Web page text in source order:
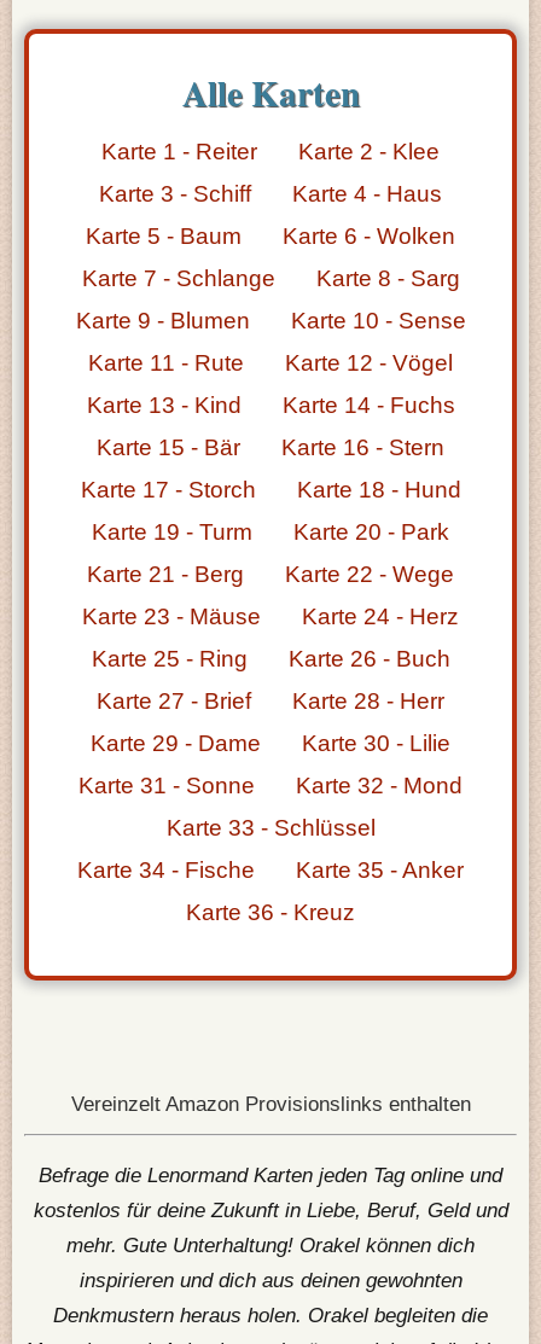
Alle Karten
Karte 1 - Reiter
Karte 2 - Klee
Karte 3 - Schiff
Karte 4 - Haus
Karte 5 - Baum
Karte 6 - Wolken
Karte 7 - Schlange
Karte 8 - Sarg
Karte 9 - Blumen
Karte 10 - Sense
Karte 11 - Rute
Karte 12 - Vögel
Karte 13 - Kind
Karte 14 - Fuchs
Karte 15 - Bär
Karte 16 - Stern
Karte 17 - Storch
Karte 18 - Hund
Karte 19 - Turm
Karte 20 - Park
Karte 21 - Berg
Karte 22 - Wege
Karte 23 - Mäuse
Karte 24 - Herz
Karte 25 - Ring
Karte 26 - Buch
Karte 27 - Brief
Karte 28 - Herr
Karte 29 - Dame
Karte 30 - Lilie
Karte 31 - Sonne
Karte 32 - Mond
Karte 33 - Schlüssel
Karte 34 - Fische
Karte 35 - Anker
Karte 36 - Kreuz
Vereinzelt Amazon Provisionslinks enthalten
Befrage die Lenormand Karten jeden Tag online und
kostenlos für deine Zukunft in Liebe, Beruf, Geld und
mehr. Gute Unterhaltung! Orakel können dich
inspirieren und dich aus deinen gewohnten
Denkmustern heraus holen. Orakel begleiten die